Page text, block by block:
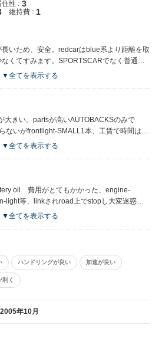
住性 : 3
維持費 : 1
いため、安全。redcarはblue系より距離を取
くてすみます。SPORTSCARでなく普通車
です。
▼全てを表示する
大きい。partsが高いAUTOBACKSのみで
ないがfrontlight-SMALL1本、工賃で時間はか
で90近く開きます。これは注意で
▼全てを表示する
oil 費用がとてもかかった、engine-
等、linkされroad上でstopし大変迷惑し
高い為.TOYOTA者が安いしいと思う。
す、一度openすると一気に行くため気をつけ
▼全てを表示する
ハンドリングが良い 加速が良い
利く
年10月